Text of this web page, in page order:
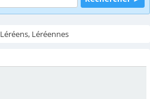
Léréens, Léréennes